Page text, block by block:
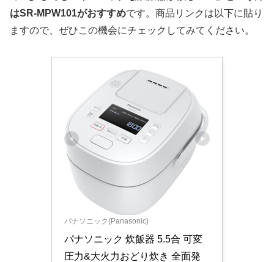
はSR-MPW101がおすすめです。商品リンクは以下に貼り
ますので、ぜひこの機会にチェックしてみてください。
パナソニック(Panasonic)
パナソニック 炊飯器 5.5合 可変
圧力&大火力おどり炊き 全面発